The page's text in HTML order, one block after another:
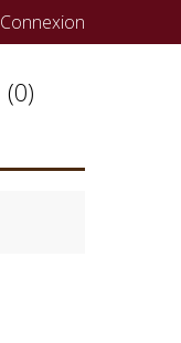
Connexion
(0)